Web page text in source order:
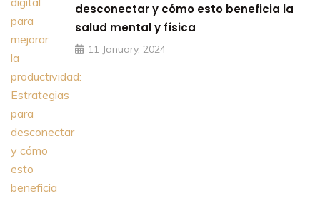
desconectar y cómo esto beneficia la
salud mental y física
11 January, 2024